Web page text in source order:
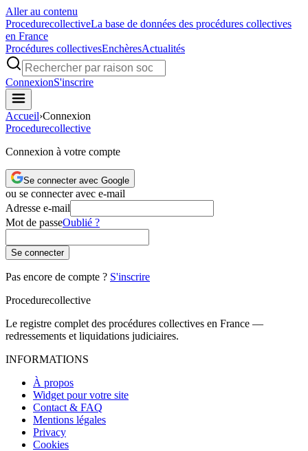
Aller au contenu
ProcedurecollectiveLa base de données des procédures collectives
en France
Procédures collectivesEnchèresActualités
ConnexionS'inscrire
Accueil›Connexion
Procedurecollective
Connexion à votre compte
Se connecter avec Google
ou se connecter avec e-mail
Adresse e-mail
Mot de passeOublié ?
Se connecter
Pas encore de compte ? S'inscrire
Procedurecollective
Le registre complet des procédures collectives en France —
redressements et liquidations judiciaires.
INFORMATIONS
À propos
Widget pour votre site
Contact & FAQ
Mentions légales
Privacy
Cookies